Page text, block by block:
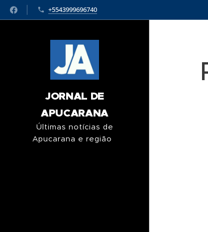
+5543999696740
JORNAL DE
APUCARANA
Últimas notícias de
Apucarana e região